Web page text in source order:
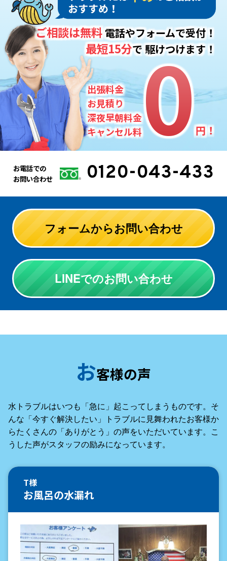
出張料金
お見積り
深夜早朝料金
キャンセル料0
0円！
ご相談は無料電話やフォームで受付！
最短15分で駆けつけます！
お電話での
お問い合わせ
0120-043-433
フォームからお問い合わせ
LINEでのお問い合わせ
お客様の声
水トラブルはいつも「急に」起こってしまうものです。そ
んな「今すぐ解決したい」トラブルに見舞われたお客様か
らたくさんの「ありがとう」の声をいただいています。こ
うした声がスタッフの励みになっています。
T様
お風呂の水漏れ